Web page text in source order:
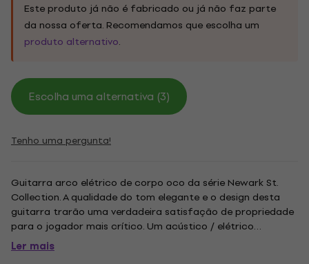
Este produto já não é fabricado ou já não faz parte
da nossa oferta. Recomendamos que escolha um
produto alternativo.
Escolha uma alternativa (3)
Tenho uma pergunta!
Guitarra arco elétrico de corpo oco da série Newark St.
Collection. A qualidade do tom elegante e o design desta
guitarra trarão uma verdadeira satisfação de propriedade
para o jogador mais crítico. Um acústico / elétrico
verdadeiramente excepcional, o A-150 Savoy é um prazer de
ver e ouvir, combinando um modelo de orquestra da Guild
Ler mais